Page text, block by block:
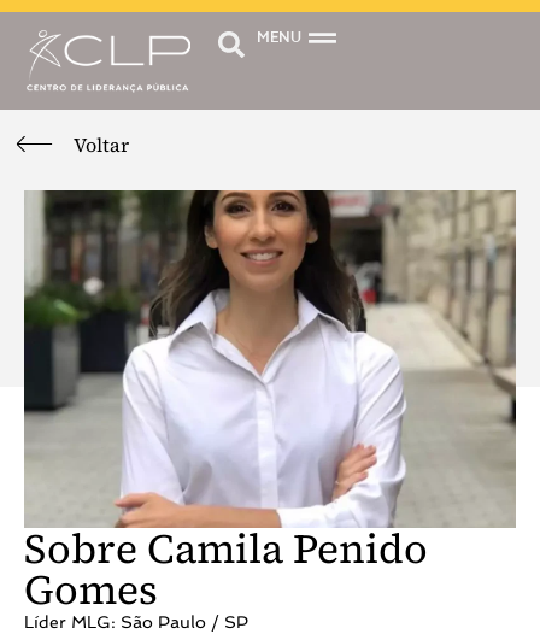
MENU
Voltar
Sobre Camila Penido
Gomes
Líder MLG: São Paulo / SP